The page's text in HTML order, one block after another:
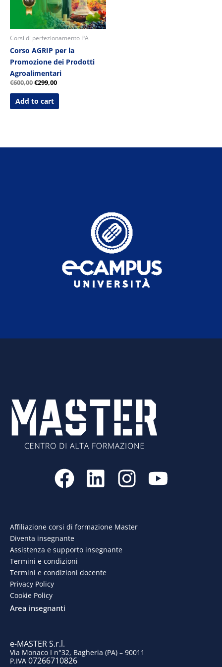
Corsi di perfezionamento PA
Corso AGRIP per la
Promozione dei Prodotti
Agroalimentari
€600,00€299,00
Add to cart
F
a
e
b
o
k
L
i
k
e
d
I
n
t
Y
o
Affiliazione corsi di formazione Master
Diventa insegnante
Assistenza e supporto insegnante
Termini e condizioni
Termini e condizioni docente
Privacy Policy
Cookie Policy
Area insegnanti
e-MASTER S.r.l.
Via Monaco I n°32, Bagheria (PA) – 90011
P.IVA 07266710826